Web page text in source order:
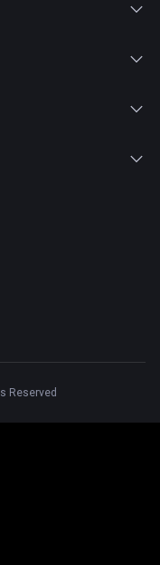
Reserved